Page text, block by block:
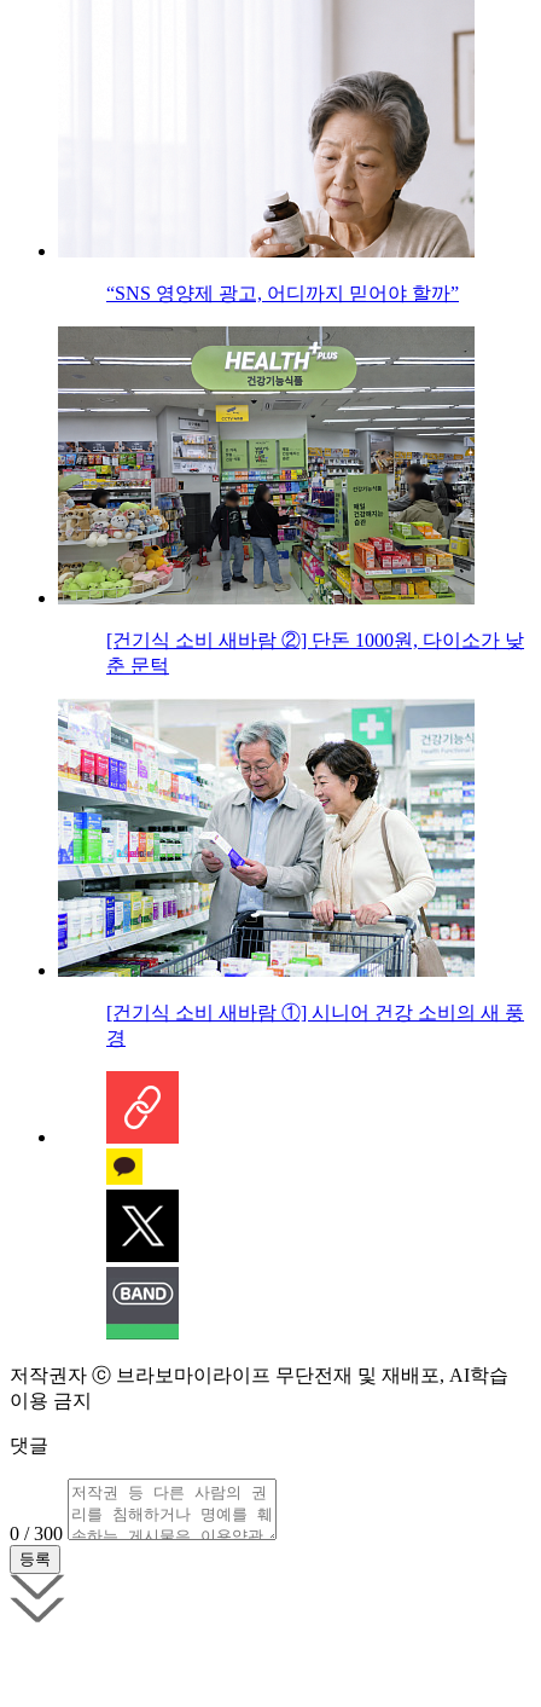
“SNS 영양제 광고, 어디까지 믿어야 할까”
[건기식 소비 새바람 ②] 단돈 1000원, 다이소가 낮
춘 문턱
[건기식 소비 새바람 ①] 시니어 건강 소비의 새 풍
경
저작권자 ⓒ 브라보마이라이프 무단전재 및 재배포, AI학습
이용 금지
댓글
0 / 300